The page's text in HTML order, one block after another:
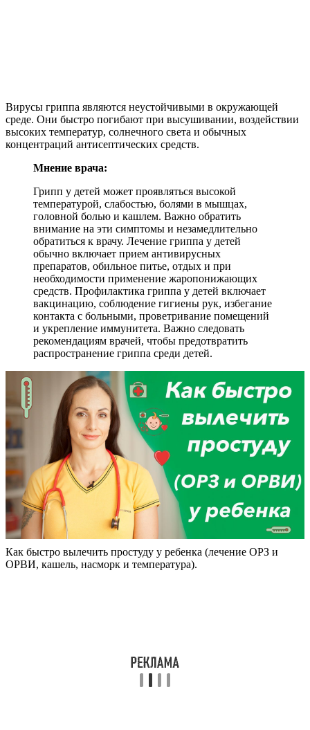
Вирусы гриппа являются неустойчивыми в окружающей
среде. Они быстро погибают при высушивании, воздействии
высоких температур, солнечного света и обычных
концентраций антисептических средств.
Мнение врача:
Грипп у детей может проявляться высокой
температурой, слабостью, болями в мышцах,
головной болью и кашлем. Важно обратить
внимание на эти симптомы и незамедлительно
обратиться к врачу. Лечение гриппа у детей
обычно включает прием антивирусных
препаратов, обильное питье, отдых и при
необходимости применение жаропонижающих
средств. Профилактика гриппа у детей включает
вакцинацию, соблюдение гигиены рук, избегание
контакта с больными, проветривание помещений
и укрепление иммунитета. Важно следовать
рекомендациям врачей, чтобы предотвратить
распространение гриппа среди детей.
Как быстро вылечить простуду у ребенка (лечение ОРЗ и
ОРВИ, кашель, насморк и температура).